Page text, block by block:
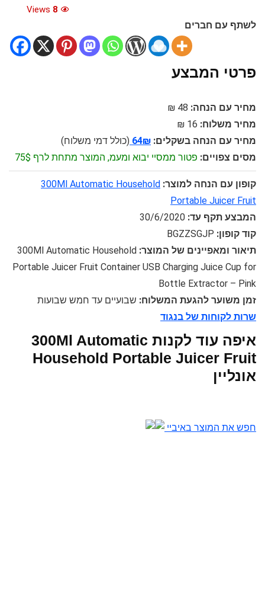
8
לשתף עם חברים
פרטי המבצע
מחיר עם הנחה: 48 ₪
מחיר משלוח: 16 ₪
מחיר עם הנחה בשקלים: 64₪ (כולל דמי משלוח)
מסים צפויים: פטור ממסיי יבוא ומעמ, המוצר מתחת לרף 75$
קופון עם הנחה למוצר: 300Ml Automatic Household
Portable Juicer Fruit
המבצע תקף עד: 30/6/2020
קוד קופון: BGZZSGJP
תיאור ומאפיינים של המוצר: 300Ml Automatic Household
Portable Juicer Fruit Container USB Charging Juice Cup for
Bottle Extractor – Pink
זמן משוער להגעת המשלוח: שבועיים עד חמש שבועות
שרות לקוחות של בנגוד
איפה עוד לקנות 300Ml Automatic
Household Portable Juicer Fruit
אונליין
חפש את המוצר באיביי